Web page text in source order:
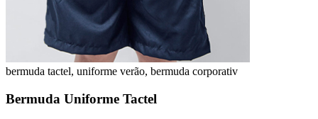
bermuda tactel, uniforme verão, bermuda corporativ
Bermuda Uniforme Tactel